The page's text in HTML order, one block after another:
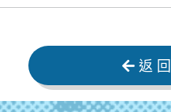
返 回